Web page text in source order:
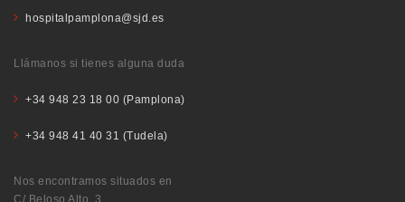
hospitalpamplona@sjd.es
Llámanos si tienes alguna duda
+34 948 23 18 00 (Pamplona)
+34 948 41 40 31 (Tudela)
Nos encontramos situados en
C/ Beloso Alto, 3